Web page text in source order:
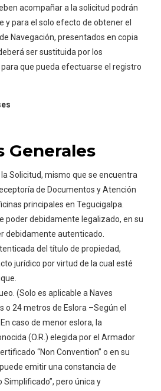
acompañar a la solicitud podrán
para el solo efecto de obtener el
Navegación, presentados en copia
ser sustituida por los
que pueda efectuarse el registro
Generales
Solicitud, mismo que se encuentra
de Documentos y Atención
principales en Tegucigalpa.
poder debidamente legalizado, en su
debidamente autenticado.
del título de propiedad,
jurídico por virtud de la cual esté
(Solo es aplicable a Naves
o 24 metros de Eslora –Según el
caso de menor eslora, la
(O.R.) elegida por el Armador
“Non Convention” o en su
emitir una constancia de
Simplificado”, pero única y